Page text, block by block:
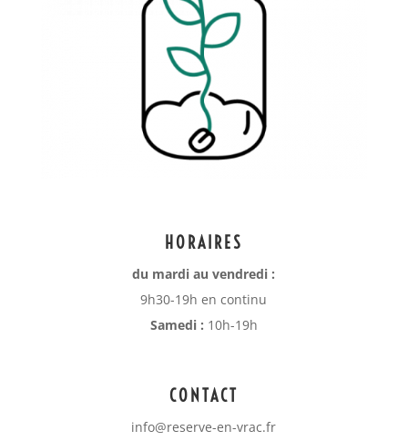
HORAIRES
du mardi au vendredi :
9h30-19h en continu
Samedi : 10h-19h
CONTACT
info@reserve-en-vrac.fr